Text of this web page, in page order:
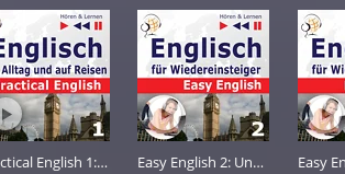
Practical English 1: Alltagssituationen Easy English 2: Unser Alltag